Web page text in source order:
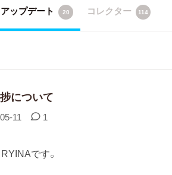
アップデート 20 コレクター 114
について
11 1
です。